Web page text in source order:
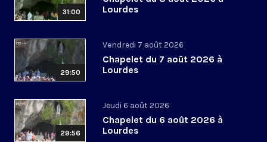
31:00
Lourdes
29:50
Vendredi 7 août 2026
Chapelet du 7 août 2026 à
Lourdes
29:56
Jeudi 6 août 2026
Chapelet du 6 août 2026 à
Lourdes